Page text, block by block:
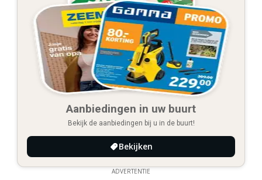
Aanbiedingen in uw buurt
Bekijk de aanbiedingen bij u in de buurt!
Bekijken
ADVERTENTIE